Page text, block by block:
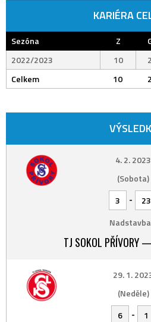
KARIÉRA
Sezóna Z
2022/2023
10 2
Celkem
10 2
4. 2. 2023
(Sobota)
3
-
23
TJ SOKOL PŘÍVORY
29. 1.
(Neděle)
6
-
1